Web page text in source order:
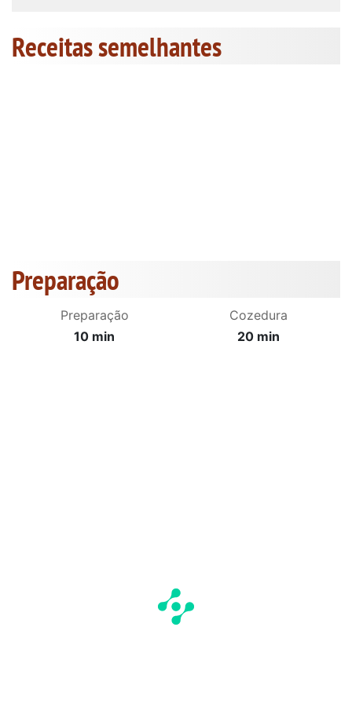
Receitas semelhantes
Preparação
Preparação
10 min
Cozedura
20 min